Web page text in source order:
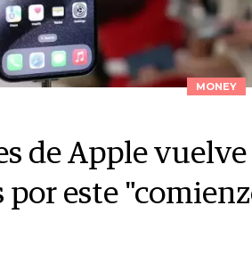
MONEY
de Apple
por este